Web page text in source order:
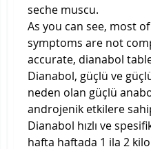
seche muscu.
As you can see, most
symptoms are not
accurate, dianabol
Dianabol, güçlü ve
neden olan güçlü
androjenik etkilere
Dianabol hızlı ve
hafta haftada 1 ila 2